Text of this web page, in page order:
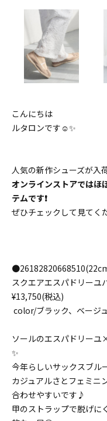
こんにちは
ルタロンです☺️✨
人気の新作シューズが入
オンラインストアではほ
テムです❗️
ぜひチェックして見てく
スクエアエスパドリーユ
¥13,750(税込)
color/ブラック、ベージ
ソールのエスパドリー
✨
今年らしいサックスブル
カジュアルさとフェミニ
合わせやすいです♪
甲のストラップで脱げに